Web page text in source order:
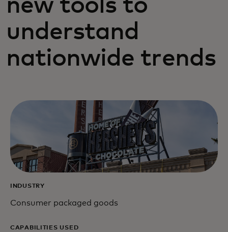
Para innovadores
Noticias y tendencias
new tools to
understand
nationwide trends
INDUSTRY
Consumer packaged goods
CAPABILITIES USED